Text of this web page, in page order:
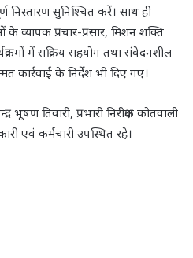
निस्तारण सुनिश्चित करें। साथ ही
के व्यापक प्रचार-प्रसार, मिशन शक्ति
में सक्रिय सहयोग तथा संवेदनशील
कार्रवाई के निर्देश भी दिए गए।
भूषण तिवारी, प्रभारी निरीक्षक कोतवाली
एवं कर्मचारी उपस्थित रहे।